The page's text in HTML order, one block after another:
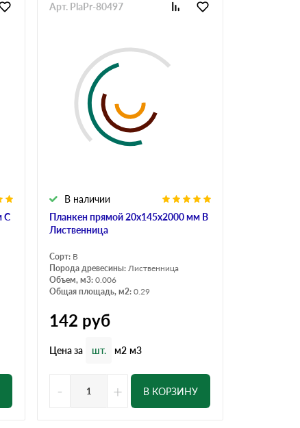
С
Планкен прямой 20х145х2000 мм В
Лиственница
В наличии
Арт. PlaPr-80497
Сорт: B
Порода древесины: Лиственница
Объем, м3: 0.006
Общая площадь, м2: 0.29
142 руб
Цена за шт. м2 м3
- + В КОРЗИНУ